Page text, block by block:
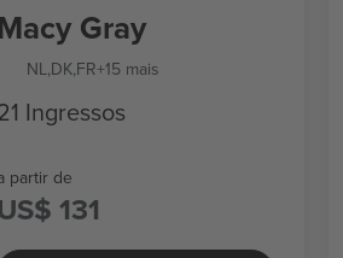
Macy Gray
NL,DK,FR+15 mais
Ingressos
partir de
131